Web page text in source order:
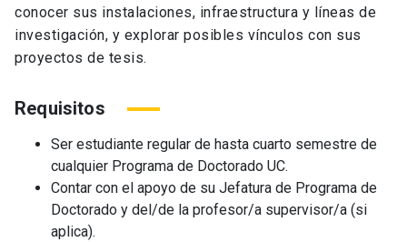
conocer sus instalaciones, infraestructura y líneas de
investigación, y explorar posibles vínculos con sus
proyectos de tesis.
Requisitos
Ser estudiante regular de hasta cuarto semestre de
cualquier Programa de Doctorado UC.
Contar con el apoyo de su Jefatura de Programa de
Doctorado y del/de la profesor/a supervisor/a (si
aplica).